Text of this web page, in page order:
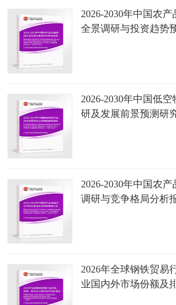
2026-2030年中国农
全景调研与投资趋势
2026-2030年中国低
研及发展前景预测研
2026-2030年中国农
调研与竞争格局分析
2026年全球钢铁贸易
业国内外市场份额及